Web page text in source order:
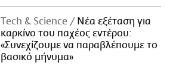
Τech & Science
Νέα εξέταση για
καρκίνο του παχέος εντέρου:
«Συνεχίζουμε να παραβλέπουμε το
βασικό μήνυμα»